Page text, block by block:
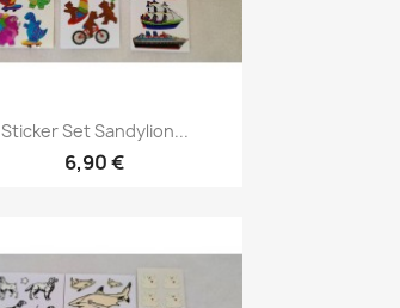
Sticker Set Sandylion...
6,90 €